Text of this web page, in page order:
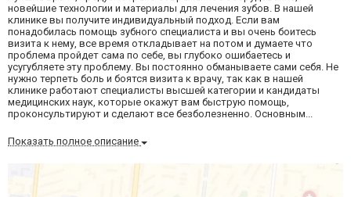
новейшие технологии и материалы для лечения зубов. В нашей
клинике вы получите индивидуальный подход. Если вам
понадобилась помощь зубного специалиста и вы очень боитесь
визита к нему, все время откладывает на потом и думаете что
проблема пройдет сама по себе, вы глубоко ошибаетесь и
усугубляете эту проблему. Вы постоянно обманываете сами себя. Не
нужно терпеть боль и боятся визита к врачу, так как в нашей
клинике работают специалисты высшей категории и кандидаты
медицинских наук, которые окажут вам быструю помощь,
проконсультируют и сделают все безболезненно. Основным...
Показать полное описание